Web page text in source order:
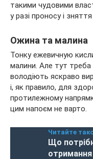
такими чудовими
у разі проносу і
Ожина та малина
Тонку ежевичную
малини. Але тут
володіють яскраво
і, як правило, для
протилежному
цим напоєм не варто.
Читайте
Що